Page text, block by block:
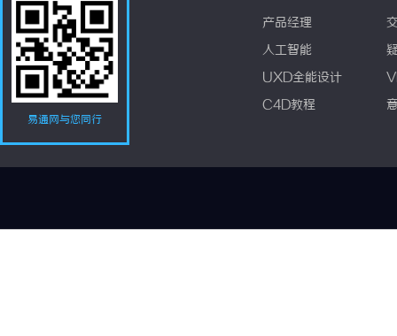
易通网与您同行
产品经理
人工智能
UXD全能设计
C4D教程